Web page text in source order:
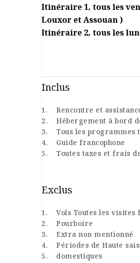
Itinéraire 1, tous les
Louxor et Assouan )
Itinéraire 2, tous les
Inclus
1. Rencontre et
2. Hébergement à bord
3. Tous les programmes
4. Guide francophone
5. Toutes taxes et frais
Exclus
1. Vols Toutes les visites
2. Pourboire
3. Extra non mentionné
4. Périodes de Haute
5. domestiques